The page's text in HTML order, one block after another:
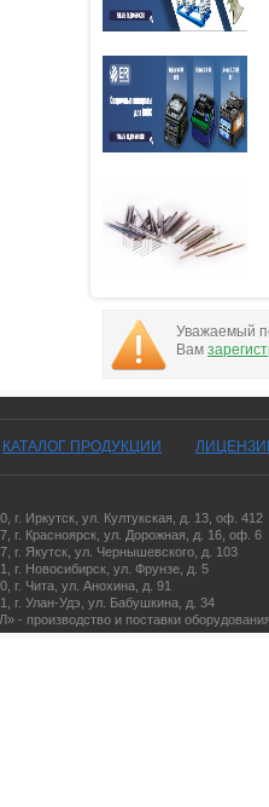
Уважаемый
Вам
КАТАЛОГ ПРОДУКЦИИ
г. Иркутск ул. Култукская, д. 13 , оф. 412
г. Красноярск ул. Дорожная, д. 16, оф. 6
г. Якутск ул. Чернышевского, д. 103
г. Новосибирск ул. Фрунзе, д. 5
г. Чита ул. Анохина, д. 91
г. Улан-Удэ ул. Бабушкина, д. 34
и поставки оборудования